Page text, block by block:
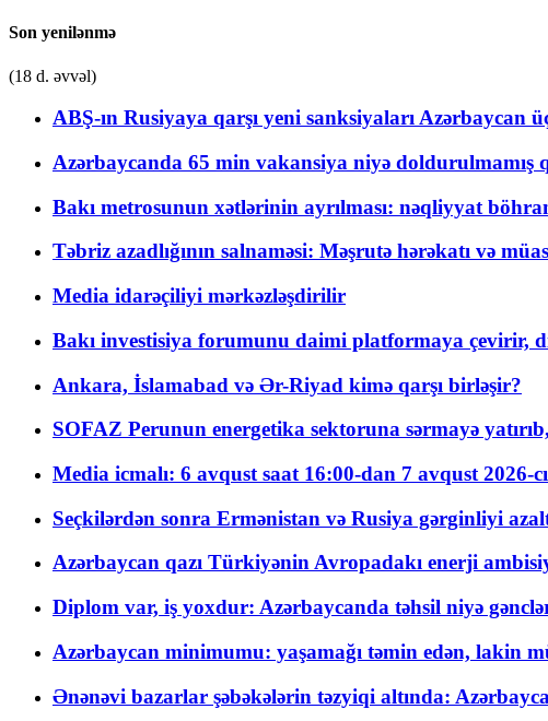
Son yenilənmə
(18 d. əvvəl)
ABŞ-ın Rusiyaya qarşı yeni sanksiyaları Azərbaycan
Azərbaycanda 65 min vakansiya niyə doldurulmamış
Bakı metrosunun xətlərinin ayrılması: nəqliyyat
Təbriz azadlığının salnaməsi: Məşrutə hərəkatı və
Media idarəçiliyi mərkəzləşdirilir
Bakı investisiya forumunu daimi platformaya çevirir,
Ankara, İslamabad və Ər-Riyad kimə qarşı birləşir?
SOFAZ Perunun energetika sektoruna sərmayə
Media icmalı: 6 avqust saat 16:00-dan 7 avqust 2026-
Seçkilərdən sonra Ermənistan və Rusiya gərginliyi
Azərbaycan qazı Türkiyənin Avropadakı enerji
Diplom var, iş yoxdur: Azərbaycanda təhsil niyə
Azərbaycan minimumu: yaşamağı təmin edən, lakin
Ənənəvi bazarlar şəbəkələrin təzyiqi altında: